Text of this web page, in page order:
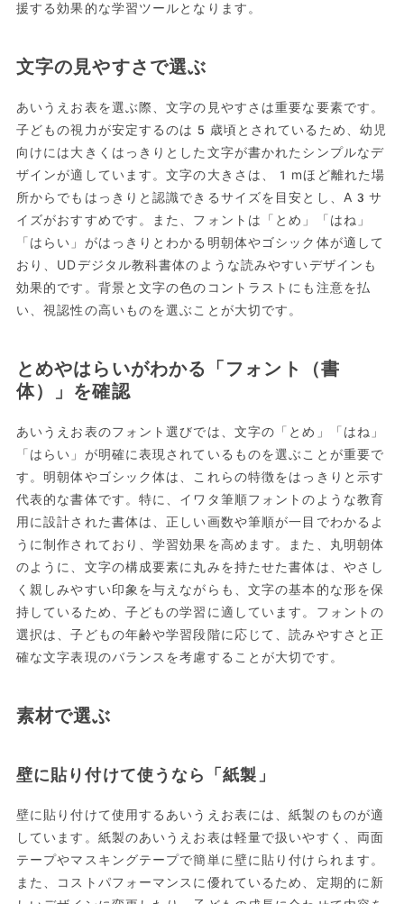
援する効果的な学習ツールとなります。
文字の見やすさで選ぶ
あいうえお表を選ぶ際、文字の見やすさは重要な要素です。
子どもの視力が安定するのは5歳頃とされているため、幼児
向けには大きくはっきりとした文字が書かれたシンプルなデ
ザインが適しています。文字の大きさは、1mほど離れた場
所からでもはっきりと認識できるサイズを目安とし、A3サ
イズがおすすめです。また、フォントは「とめ」「はね」
「はらい」がはっきりとわかる明朝体やゴシック体が適して
おり、UDデジタル教科書体のような読みやすいデザインも
効果的です。背景と文字の色のコントラストにも注意を払
い、視認性の高いものを選ぶことが大切です。
とめやはらいがわかる「フォント（書
体）」を確認
あいうえお表のフォント選びでは、文字の「とめ」「はね」
「はらい」が明確に表現されているものを選ぶことが重要で
す。明朝体やゴシック体は、これらの特徴をはっきりと示す
代表的な書体です。特に、イワタ筆順フォントのような教育
用に設計された書体は、正しい画数や筆順が一目でわかるよ
うに制作されており、学習効果を高めます。また、丸明朝体
のように、文字の構成要素に丸みを持たせた書体は、やさし
く親しみやすい印象を与えながらも、文字の基本的な形を保
持しているため、子どもの学習に適しています。フォントの
選択は、子どもの年齢や学習段階に応じて、読みやすさと正
確な文字表現のバランスを考慮することが大切です。
素材で選ぶ
壁に貼り付けて使うなら「紙製」
壁に貼り付けて使用するあいうえお表には、紙製のものが適
しています。紙製のあいうえお表は軽量で扱いやすく、両面
テープやマスキングテープで簡単に壁に貼り付けられます。
また、コストパフォーマンスに優れているため、定期的に新